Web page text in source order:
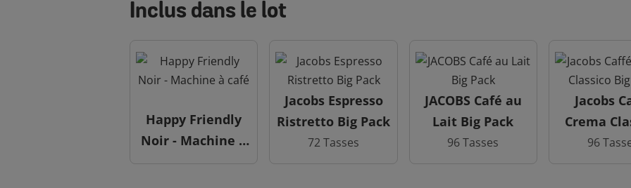
Inclus dans le lot
Happy Friendly
Noir - Machine à
Jacobs Espresso
Ristretto Big Pack
72 Tasses
JACOBS Café au
Lait Big Pack
96 Tasses
Jacobs
Crema
Big
96